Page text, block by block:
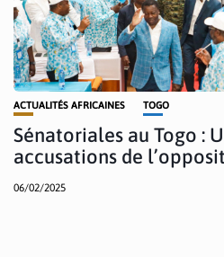
ACTUALITÉS AFRICAINES TOGO
Sénatoriales au Togo :
accusations de
06/02/2025